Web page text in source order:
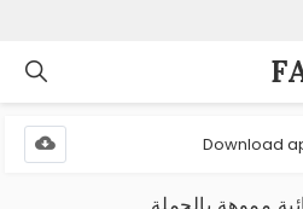
Download
مموهة بالجملة